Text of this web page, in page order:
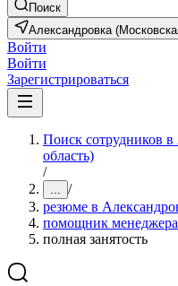
Поиск
Александровка
Войти
Войти
Зарегистрироваться
Поиск сотрудников
область)
/
... /
резюме в
помощник менеджера
полная занятость